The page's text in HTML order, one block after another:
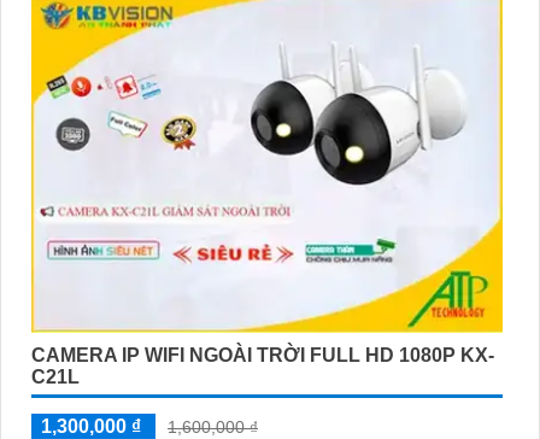
CAMERA IP WIFI NGOÀI TRỜI FULL HD 1080P KX-
C21L
1,300,000 ₫
1,600,000 ₫